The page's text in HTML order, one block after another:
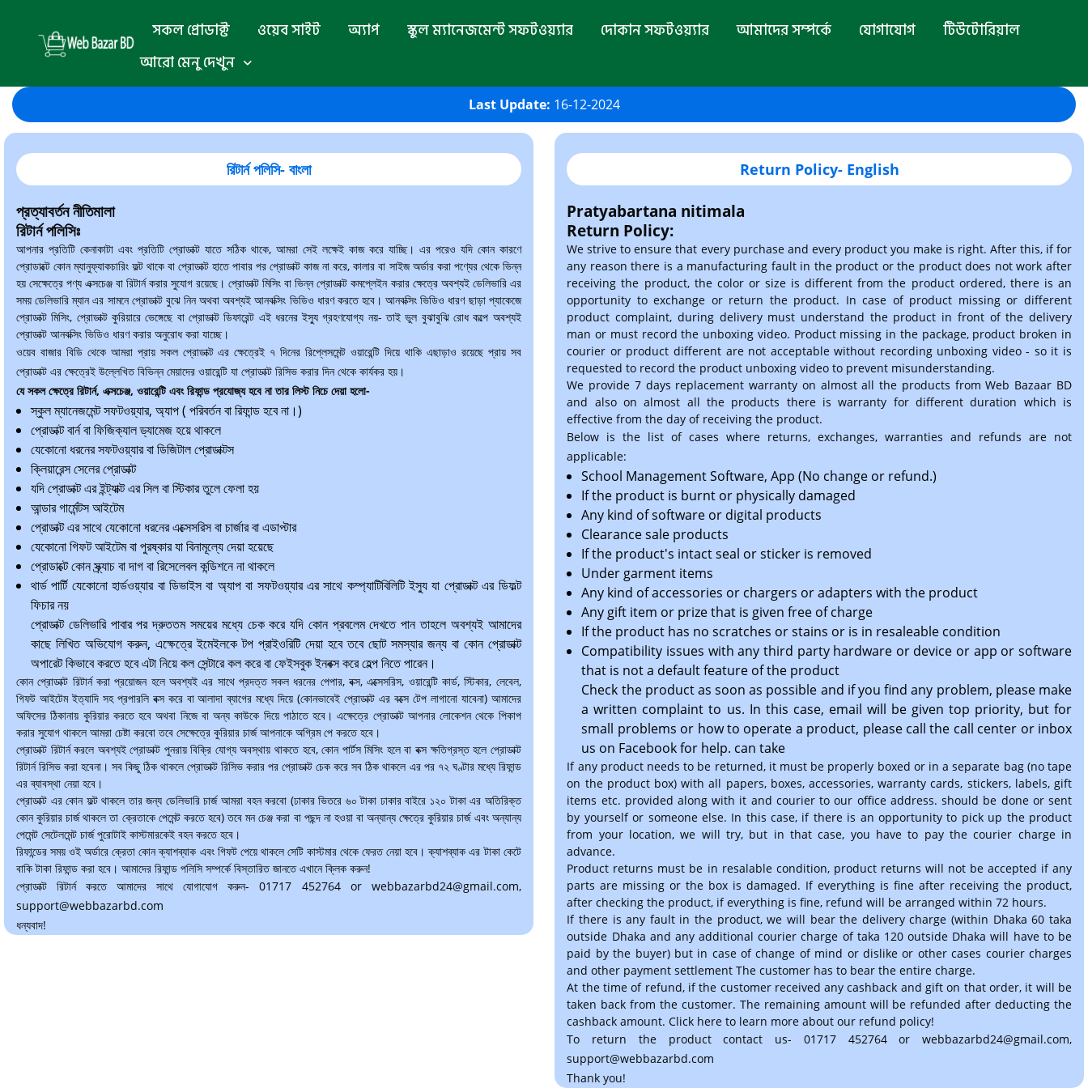
সকল প্রোডাক্ট ওয়েব সাইট অ্যাপ স্কুল ম্যানেজমেন্ট সফটওয়্যার দোকান সফটওয়্যার আমাদের সম্পর্কে যোগাযোগ
টিউটোরিয়াল
আরো মেনু দেখুন
Last Update: 16-12-2024
রিটার্ন পলিসি- বাংলা
প্রত্যাবর্তন নীতিমালা
রিটার্ন পলিসিঃ
আপনার প্রতিটি কেনাকাটা এবং প্রতিটি প্রোডাক্ট যাতে সঠিক থাকে, আমরা সেই লক্ষেই কাজ করে যাচ্ছি। এর পরেও যদি কোন কারণে
প্রোডাক্টে কোন ম্যানুফ্যাকচারিং ফল্ট থাকে বা প্রোডাক্ট হাতে পাবার পর প্রোডাক্ট কাজ না করে, কালার বা সাইজ অর্ডার করা পণ্যের থেকে ভিন্ন
হয় সেক্ষেত্রে পণ্য এক্সচেঞ্জ বা রিটার্ন করার সুযোগ রয়েছে। প্রোডাক্ট মিসিং বা ভিন্ন প্রোডাক্ট কমপ্লেইন করার ক্ষেত্রে অবশ্যই ডেলিভারি এর
সময় ডেলিভারি ম্যান এর সামনে প্রোডাক্ট বুঝে নিন অথবা অবশ্যই আনবক্সিং ভিডিও ধারণ করতে হবে। আনবক্সিং ভিডিও ধারণ ছাড়া প্যাকেজে
প্রোডাক্ট মিসিং, প্রোডাক্ট কুরিয়ারে ভেঙ্গেছে বা প্রোডাক্ট ডিফারেন্ট এই ধরনের ইস্যু গ্রহণযোগ্য নয়- তাই ভুল বুঝাবুঝি রোধ কল্পে অবশ্যই
প্রোডাক্ট আনবক্সিং ভিডিও ধারণ করার অনুরোধ করা যাচ্ছে।
ওয়েব বাজার বিডি থেকে আমরা প্রায় সকল প্রোডাক্ট এর ক্ষেত্রেই ৭ দিনের রিপ্লেসমেন্ট ওয়ারেন্টি দিয়ে থাকি এছাড়াও রয়েছে প্রায় সব
প্রোডাক্ট এর ক্ষেত্রেই উল্লেখিত বিভিন্ন মেয়াদের ওয়ারেন্টি যা প্রোডাক্ট রিসিভ করার দিন থেকে কার্যকর হয়।
যে সকল ক্ষেত্রে রিটার্ন, এক্সচেঞ্জ, ওয়ারেন্টি এবং রিফান্ড প্রযোজ্য হবে না তার লিস্ট নিচে দেয়া হলো-
স্কুল ম্যানেজমেন্ট সফটওয়্যার, অ্যাপ ( পরিবর্তন বা রিফান্ড হবে না।)
প্রোডাক্ট বার্ন বা ফিজিক্যাল ড্যামেজ হয়ে থাকলে
যেকোনো ধরনের সফটওয়্যার বা ডিজিটাল প্রোডাক্টস
ক্লিয়ারেন্স সেলের প্রোডাক্ট
যদি প্রোডাক্ট এর ইন্ট্যাক্ট এর সিল বা স্টিকার তুলে ফেলা হয়
আন্ডার গার্মেন্টস আইটেম
প্রোডাক্ট এর সাথে যেকোনো ধরনের এক্সেসরিস বা চার্জার বা এডাপ্টার
যেকোনো গিফট আইটেম বা পুরষ্কার যা বিনামূল্যে দেয়া হয়েছে
প্রোডাক্টে কোন স্ক্র্যাচ বা দাগ বা রিসেলেবল কন্ডিশনে না থাকলে
থার্ড পার্টি যেকোনো হার্ডওয়্যার বা ডিভাইস বা অ্যাপ বা সফটওয়্যার এর সাথে কম্প্যাটিবিলিটি ইস্যু যা প্রোডাক্ট এর ডিফল্ট
ফিচার নয়
প্রোডাক্ট ডেলিভারি পাবার পর দ্রুততম সময়ের মধ্যে চেক করে যদি কোন প্রবলেম দেখতে পান তাহলে অবশ্যই আমাদের
কাছে লিখিত অভিযোগ করুন, এক্ষেত্রে ইমেইলকে টপ প্রাইওরিটি দেয়া হবে তবে ছোট সমস্যার জন্য বা কোন প্রোডাক্ট
অপারেট কিভাবে করতে হবে এটা নিয়ে কল সেন্টারে কল করে বা ফেইসবুক ইনবক্স করে হেল্প নিতে পারেন।
কোন প্রোডাক্ট রিটার্ন করা প্রয়োজন হলে অবশ্যই এর সাথে প্রদত্ত সকল ধরনের পেপার, বক্স, এক্সেসরিস, ওয়ারেন্টি কার্ড, স্টিকার, লেবেল,
গিফট আইটেম ইত্যাদি সহ প্রপারলি বক্স করে বা আলাদা ব্যাগের মধ্যে দিয়ে (কোনভাবেই প্রোডাক্ট এর বক্সে টেপ লাগানো যাবেনা) আমাদের
অফিসের ঠিকানায় কুরিয়ার করতে হবে অথবা নিজে বা অন্য কাউকে দিয়ে পাঠাতে হবে। এক্ষেত্রে প্রোডাক্ট আপনার লোকেশন থেকে পিকাপ
করার সুযোগ থাকলে আমরা চেষ্টা করবো তবে সেক্ষেত্রে কুরিয়ার চার্জ আপনাকে অগ্রিম পে করতে হবে।
প্রোডাক্ট রিটার্ন করলে অবশ্যই প্রোডাক্ট পুনরায় বিক্রি যোগ্য অবস্থায় থাকতে হবে, কোন পার্টস মিসিং হলে বা বক্স ক্ষতিগ্রস্ত হলে প্রোডাক্ট
রিটার্ন রিসিভ করা হবেনা। সব কিছু ঠিক থাকলে প্রোডাক্ট রিসিভ করার পর প্রোডাক্ট চেক করে সব ঠিক থাকলে এর পর ৭২ ঘণ্টার মধ্যে রিফান্ড
এর ব্যাবস্থা নেয়া হবে।
প্রোডাক্ট এর কোন ফল্ট থাকলে তার জন্য ডেলিভারি চার্জ আমরা বহন করবো (ঢাকার ভিতরে ৬০ টাকা ঢাকার বাইরে ১২০ টাকা এর অতিরিক্ত
কোন কুরিয়ার চার্জ থাকলে তা ক্রেতাকে পেমেন্ট করতে হবে) তবে মন চেঞ্জ করা বা পছন্দ না হওয়া বা অন্যান্য ক্ষেত্রে কুরিয়ার চার্জ এবং অন্যান্য
পেমেন্ট সেটেলমেন্ট চার্জ পুরোটাই কাস্টমারকেই বহন করতে হবে।
রিফান্ডের সময় ওই অর্ডারে ক্রেতা কোন ক্যাশব্যাক এবং গিফট পেয়ে থাকলে সেটি কাস্টমার থেকে ফেরত নেয়া হবে। ক্যাশব্যাক এর টাকা কেটে
বাকি টাকা রিফান্ড করা হবে। আমাদের রিফান্ড পলিসি সম্পর্কে বিস্তারিত জানতে এখানে ক্লিক করুন!
প্রোডাক্ট রিটার্ন করতে আমাদের সাথে যোগাযোগ করুন- 01717 452764 or webbazarbd24@gmail.com,
support@webbazarbd.com
ধন্যবাদ!
Return Policy- English
Pratyabartana nitimala
Return Policy:
We strive to ensure that every purchase and every product you make is right. After this, if for
any reason there is a manufacturing fault in the product or the product does not work after
receiving the product, the color or size is different from the product ordered, there is an
opportunity to exchange or return the product. In case of product missing or different
product complaint, during delivery must understand the product in front of the delivery
man or must record the unboxing video. Product missing in the package, product broken in
courier or product different are not acceptable without recording unboxing video - so it is
requested to record the product unboxing video to prevent misunderstanding.
We provide 7 days replacement warranty on almost all the products from Web Bazaar BD
and also on almost all the products there is warranty for different duration which is
effective from the day of receiving the product.
Below is the list of cases where returns, exchanges, warranties and refunds are not
applicable:
School Management Software, App (No change or refund.)
If the product is burnt or physically damaged
Any kind of software or digital products
Clearance sale products
If the product's intact seal or sticker is removed
Under garment items
Any kind of accessories or chargers or adapters with the product
Any gift item or prize that is given free of charge
If the product has no scratches or stains or is in resaleable condition
Compatibility issues with any third party hardware or device or app or software
that is not a default feature of the product
Check the product as soon as possible and if you find any problem, please make
a written complaint to us. In this case, email will be given top priority, but for
small problems or how to operate a product, please call the call center or inbox
us on Facebook for help. can take
If any product needs to be returned, it must be properly boxed or in a separate bag (no tape
on the product box) with all papers, boxes, accessories, warranty cards, stickers, labels, gift
items etc. provided along with it and courier to our office address. should be done or sent
by yourself or someone else. In this case, if there is an opportunity to pick up the product
from your location, we will try, but in that case, you have to pay the courier charge in
advance.
Product returns must be in resalable condition, product returns will not be accepted if any
parts are missing or the box is damaged. If everything is fine after receiving the product,
after checking the product, if everything is fine, refund will be arranged within 72 hours.
If there is any fault in the product, we will bear the delivery charge (within Dhaka 60 taka
outside Dhaka and any additional courier charge of taka 120 outside Dhaka will have to be
paid by the buyer) but in case of change of mind or dislike or other cases courier charges
and other payment settlement The customer has to bear the entire charge.
At the time of refund, if the customer received any cashback and gift on that order, it will be
taken back from the customer. The remaining amount will be refunded after deducting the
cashback amount. Click here to learn more about our refund policy!
To return the product contact us- 01717 452764 or webbazarbd24@gmail.com,
support@webbazarbd.com
Thank you!